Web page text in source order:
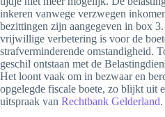
inkeren vanwege verzwegen
bezittingen zijn aangegeven in box
vrijwillige verbetering is voor de
strafverminderende omstandigheid.
geschil ontstaan met de
Het loont vaak om in bezwaar en
opgelegde fiscale boete, zo blijkt uit
uitspraak van Rechtbank Gelderland.